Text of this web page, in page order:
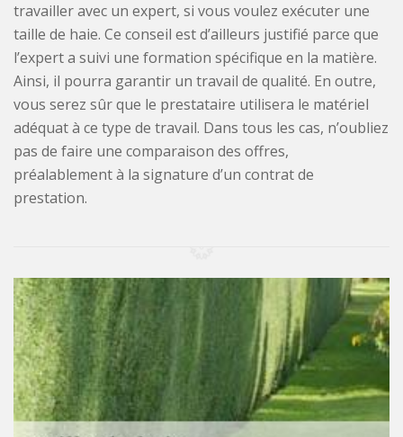
travailler avec un expert, si vous voulez exécuter une
taille de haie. Ce conseil est d’ailleurs justifié parce que
l’expert a suivi une formation spécifique en la matière.
Ainsi, il pourra garantir un travail de qualité. En outre,
vous serez sûr que le prestataire utilisera le matériel
adéquat à ce type de travail. Dans tous les cas, n’oubliez
pas de faire une comparaison des offres,
préalablement à la signature d’un contrat de
prestation.